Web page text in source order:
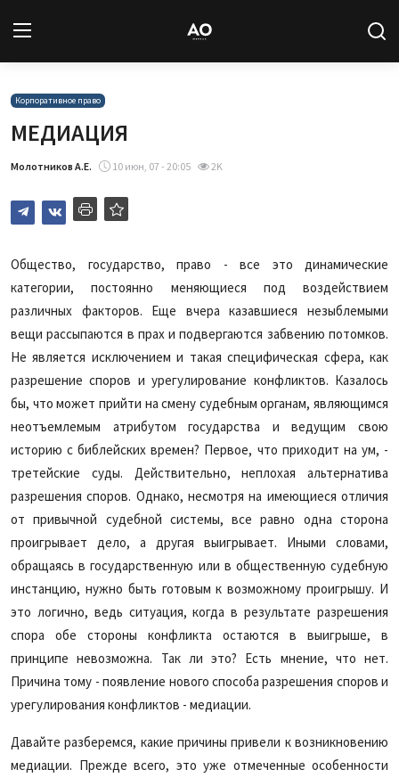
Вход
Новости
Архив
Корпоративное право
МЕДИАЦИЯ
Молотников А.Е. 10 июн, 07 - 20:05 2K
Общество, государство, право - все это динамические
категории, постоянно меняющиеся под воздействием
различных факторов. Еще вчера казавшиеся незыблемыми
вещи рассыпаются в прах и подвергаются забвению потомков.
Не является исключением и такая специфическая сфера, как
разрешение споров и урегулирование конфликтов. Казалось
бы, что может прийти на смену судебным органам, являющимся
неотъемлемым атрибутом государства и ведущим свою
историю с библейских времен? Первое, что приходит на ум, -
третейские суды. Действительно, неплохая альтернатива
разрешения споров. Однако, несмотря на имеющиеся отличия
от привычной судебной системы, все равно одна сторона
проигрывает дело, а другая выигрывает. Иными словами,
обращаясь в государственную или в общественную судебную
инстанцию, нужно быть готовым к возможному проигрышу. И
это логично, ведь ситуация, когда в результате разрешения
спора обе стороны конфликта остаются в выигрыше, в
принципе невозможна. Так ли это? Есть мнение, что нет.
Причина тому - появление нового способа разрешения споров и
урегулирования конфликтов - медиации.
Давайте разберемся, какие причины привели к возникновению
медиации. Прежде всего, это уже отмеченные особенности